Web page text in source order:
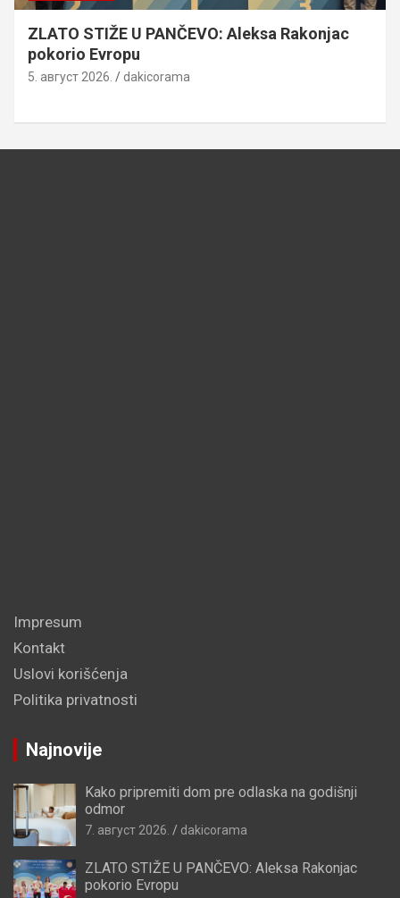
ZLATO STIŽE U PANČEVO: Aleksa Rakonjac
pokorio Evropu
5. август 2026. dakicorama
Impresum
Kontakt
Uslovi korišćenja
Politika privatnosti
Najnovije
Kako pripremiti dom pre odlaska na godišnji
odmor
7. август 2026. dakicorama
ZLATO STIŽE U PANČEVO: Aleksa Rakonjac
pokorio Evropu